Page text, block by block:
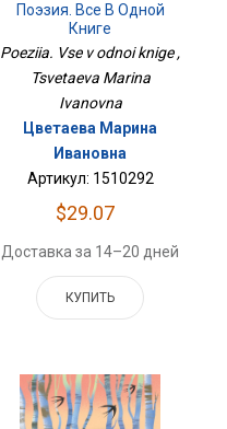
Поэзия. Все В Одной
Книге
Poeziia. Vse v odnoi knige ,
Tsvetaeva Marina
Ivanovna
Цветаева Марина
Ивановна
Артикул: 1510292
$29.07
Доставка за 14–20 дней
КУПИТЬ